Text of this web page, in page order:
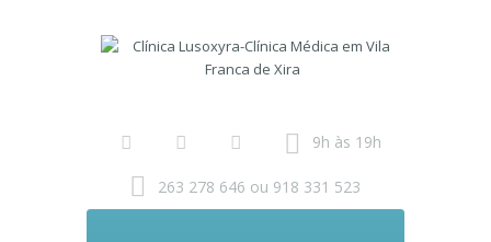
9h às 19h
263 278 646 ou 918 331 523